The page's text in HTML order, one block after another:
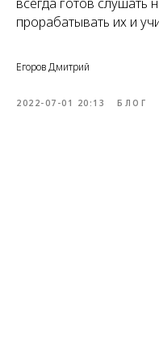
прорабатывать их и
Егоров Дмитрий
2022-07-01 20:13 БЛОГ